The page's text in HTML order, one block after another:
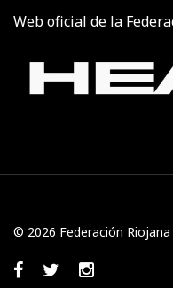
Web oficial de la
© 2026 Federación Riojana
FacebookTwitterInstagram